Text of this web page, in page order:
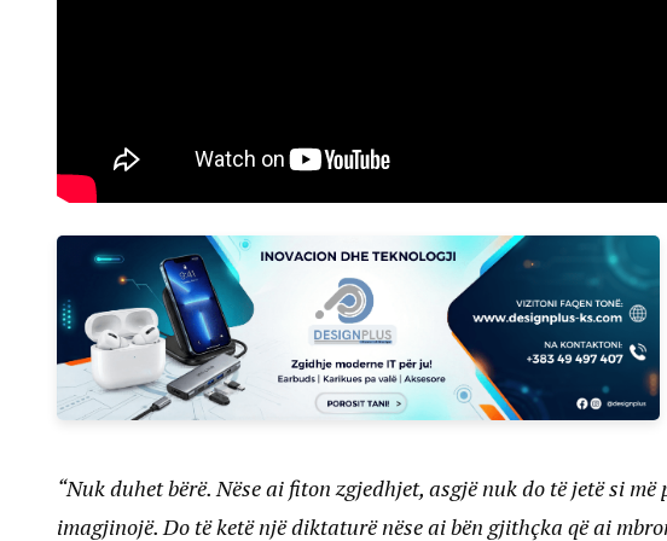
“Nuk duhet bërë. Nëse ai fiton zgjedhjet, asgjë nuk do të jetë si
imagjinojë. Do të ketë një diktaturë nëse ai bën gjithçka që ai